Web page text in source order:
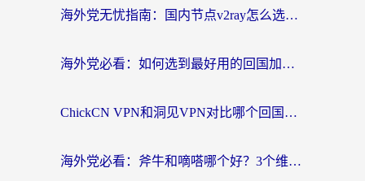
海外党无忧指南：国内节点v2ray怎么选？一键回国VPN+多场景实测帮你避坑
海外党必看：如何选到最好用的回国加速器？从节点到售后的全维度指南
ChickCN VPN和洞见VPN对比哪个回国效果更好？海外党亲测3款加速器+避坑指南
海外党必看：斧牛和嘀嗒哪个好？3个维度教你选对回国加速器